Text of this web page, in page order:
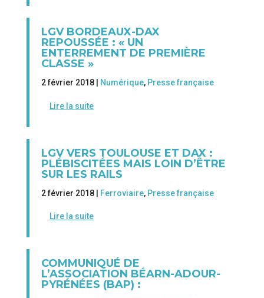
LGV BORDEAUX-DAX
REPOUSSÉE : « UN
ENTERREMENT DE PREMIÈRE
CLASSE »
2 février 2018 | Numérique, Presse française
Lire la suite
LGV VERS TOULOUSE ET DAX :
PLÉBISCITÉES MAIS LOIN D’ÊTRE
SUR LES RAILS
2 février 2018 | Ferroviaire, Presse française
Lire la suite
COMMUNIQUÉ DE
L’ASSOCIATION BÉARN-ADOUR-
PYRÉNÉES (BAP) :